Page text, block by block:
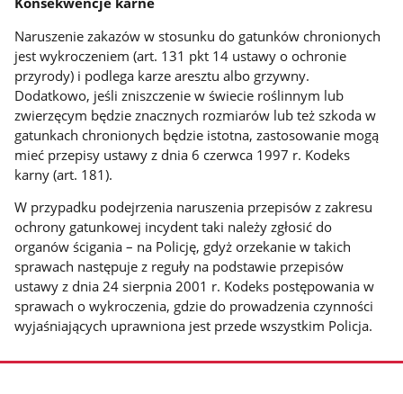
Naruszenie zakazów w stosunku do gatunków chronionych
jest wykroczeniem (art. 131 pkt 14 ustawy o ochronie
przyrody) i podlega karze aresztu albo grzywny.
Dodatkowo, jeśli zniszczenie w świecie roślinnym lub
zwierzęcym będzie znacznych rozmiarów lub też szkoda w
gatunkach chronionych będzie istotna, zastosowanie mogą
mieć przepisy ustawy z dnia 6 czerwca 1997 r. Kodeks
karny (art. 181).
W przypadku podejrzenia naruszenia przepisów z zakresu
ochrony gatunkowej incydent taki należy zgłosić do
organów ścigania – na Policję, gdyż orzekanie w takich
sprawach następuje z reguły na podstawie przepisów
ustawy z dnia 24 sierpnia 2001 r. Kodeks postępowania w
sprawach o wykroczenia, gdzie do prowadzenia czynności
wyjaśniających uprawniona jest przede wszystkim Policja.